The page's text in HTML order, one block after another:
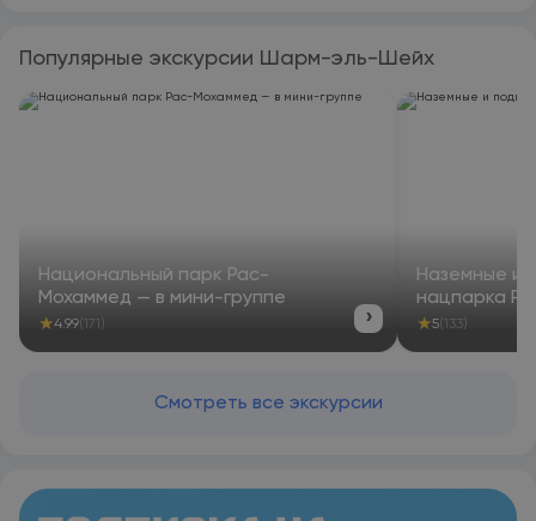
Популярные экскурсии Шарм-эль-Шейх
Национальный парк Рас-
Мохаммед — в мини-группе
★4.99 (171) ›
Наземные и
нацпарка
★5 (133)
Смотреть все экскурсии